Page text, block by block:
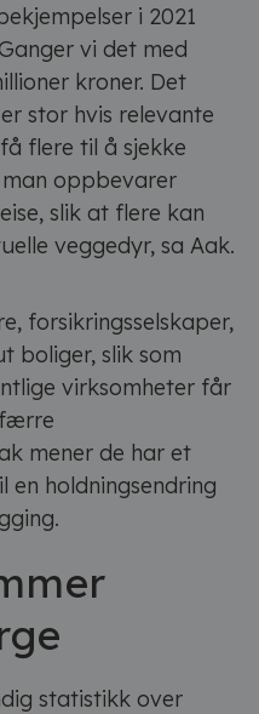
i 2021
vi det med
kroner. Det
stor hvis relevante
flere til å sjekke
oppbevarer
slik at flere kan
veggedyr, sa Aak.
forsikringsselskaper,
boliger, slik som
virksomheter får
mener de har et
holdningsendring
statistikk over